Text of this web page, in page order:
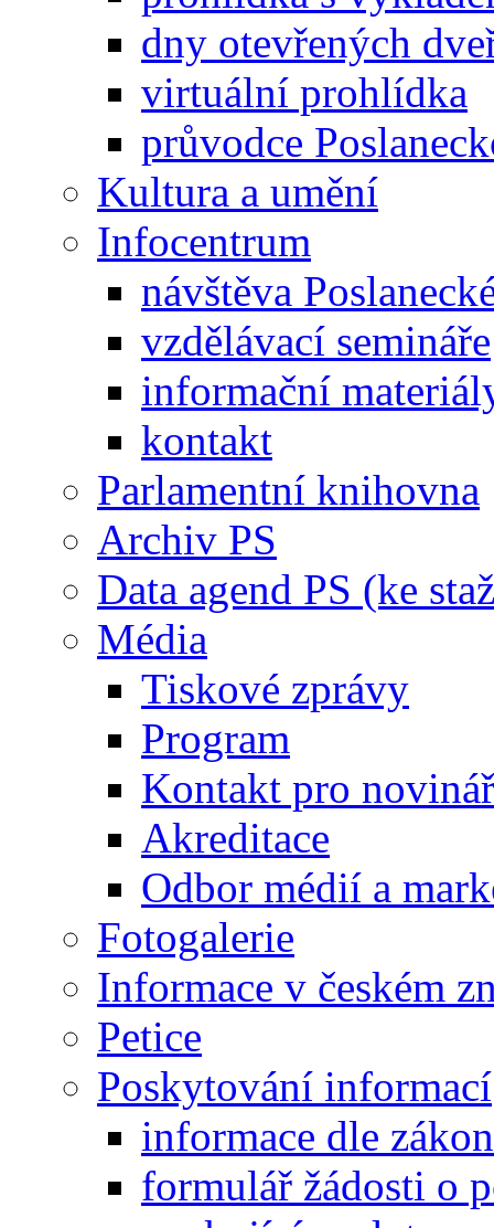
dny otevřených
virtuální prohlídka
průvodce
Kultura a umění
Infocentrum
návštěva
vzdělávací semináře
informační
kontakt
Parlamentní knihovna
Archiv PS
Data agend PS (ke
Média
Tiskové zprávy
Program
Kontakt pro
Akreditace
Odbor médií a
Fotogalerie
Informace v českém
Petice
Poskytování informací
informace dle
formulář žádosti o